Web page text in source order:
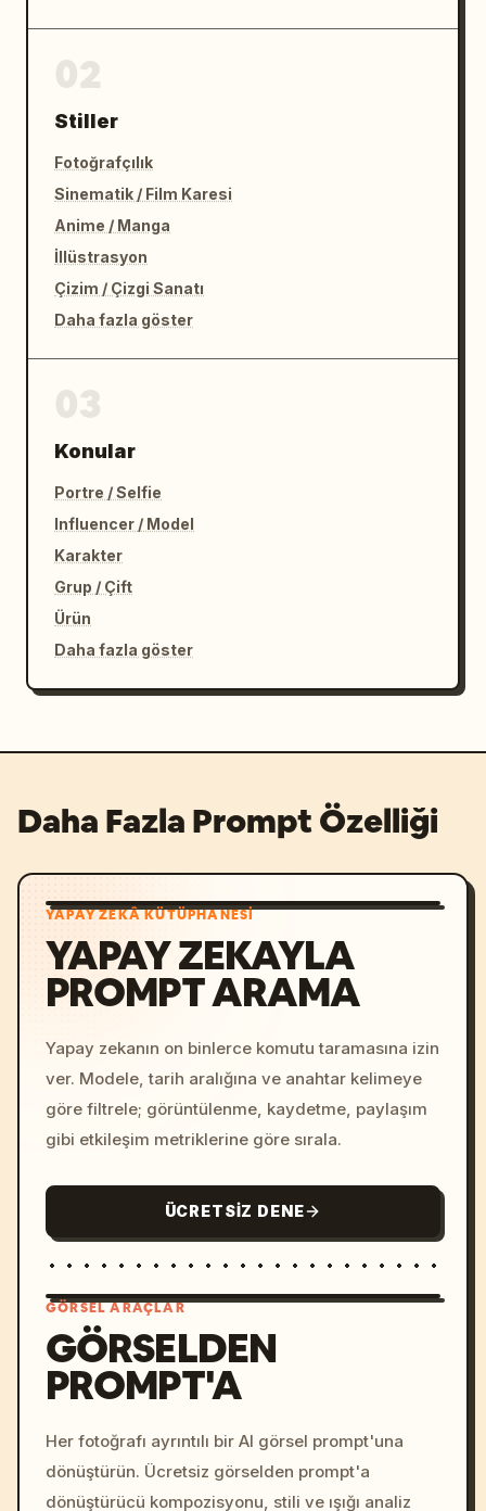
Stiller
Fotoğrafçılık
Sinematik / Film Karesi
Anime / Manga
İllüstrasyon
Çizim / Çizgi Sanatı
Daha fazla göster
Konular
Portre / Selfie
Influencer / Model
Karakter
Grup / Çift
Ürün
Daha fazla göster
Daha Fazla Prompt Özelliği
YAPAY ZEKÂ KÜTÜPHANESI
YAPAY ZEKAYLA
PROMPT ARAMA
Yapay zekanın on binlerce komutu taramasına izin
ver. Modele, tarih aralığına ve anahtar kelimeye
göre filtrele; görüntülenme, kaydetme, paylaşım
gibi etkileşim metriklerine göre sırala.
ÜCRETSIZ DENE
colors, 8k --v 6.0
GÖRSEL ARAÇLAR
GÖRSELDEN
PROMPT'A
Her fotoğrafı ayrıntılı bir AI görsel prompt'una
dönüştürün. Ücretsiz görselden prompt'a
dönüştürücü kompozisyonu, stili ve ışığı analiz